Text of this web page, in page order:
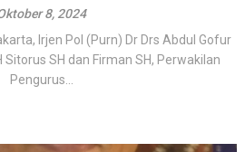
8, 2024
Irjen Pol (Purn) Dr Drs Abdul Gofur
Sitorus SH dan Firman SH, Perwakilan
Pengurus...